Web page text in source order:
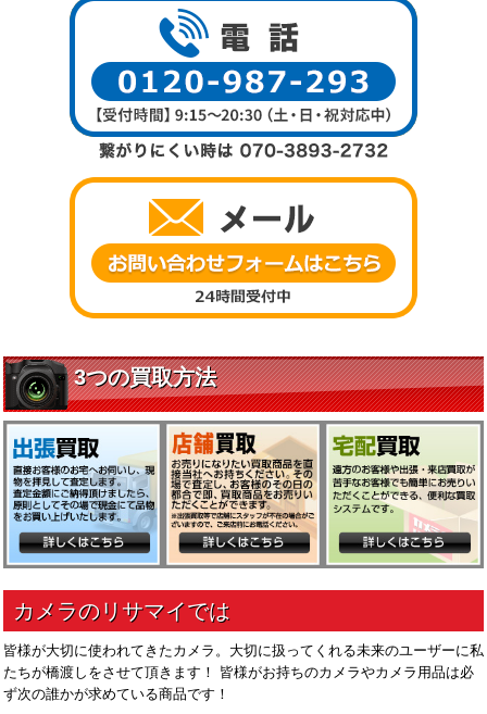
皆様が大切に使われてきたカメラ。大切に扱ってくれる未来のユーザーに私
たちが橋渡しをさせて頂きます！ 皆様がお持ちのカメラやカメラ用品は必
ず次の誰かが求めている商品です！